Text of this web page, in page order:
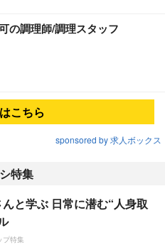
の調理師/調理スタッフ
こちら
sponsored by 求人ボックス
特集
と学ぶ 日常に潜む“人身取
プ特集